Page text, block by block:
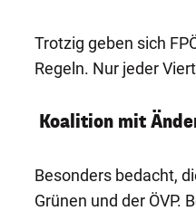
Trotzig geben sich
Regeln. Nur jeder
Koalition mit
Besonders bedacht,
Grünen und der ÖVP.